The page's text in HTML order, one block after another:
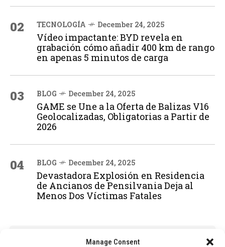
Manage Consent
02 TECNOLOGÍA December 24, 2025
Vídeo impactante: BYD revela en
grabación cómo añadir 400 km de rango
en apenas 5 minutos de carga
03 BLOG December 24, 2025
GAME se Une a la Oferta de Balizas V16
Geolocalizadas, Obligatorias a Partir de
2026
04 BLOG December 24, 2025
Devastadora Explosión en Residencia
de Ancianos de Pensilvania Deja al
Menos Dos Víctimas Fatales